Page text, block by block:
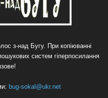
з-над Бугу. При копіюванні
систем гіперпосилання
bug-sokal@ukr.net